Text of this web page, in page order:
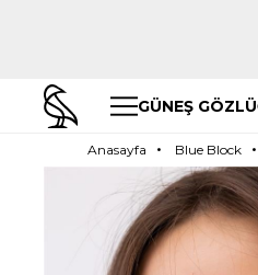
GÜNEŞ
Anasayfa Blue Block